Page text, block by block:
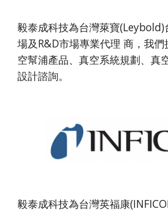
毅泰成科技為台灣萊寶
場及R&D市場專業代理 商，我
空幫浦產品、真空系統規劃、真
設計諮詢。
毅泰成科技為台灣英福康